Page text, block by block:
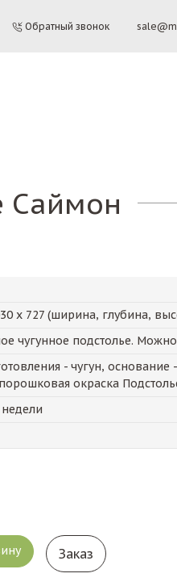
Обратный звонок
Саймон
х 727 (ширина, глубина,
чугунное подстолье.
- чугун,
окраска
Заказ